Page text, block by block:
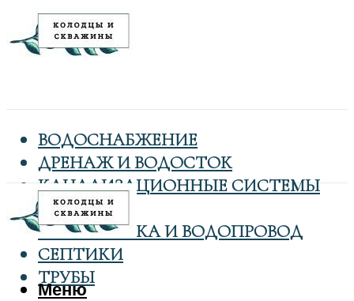
ВОДОСНАБЖЕНИЕ
ДРЕНАЖ И ВОДОСТОК
КАНАЛИЗАЦИОННЫЕ СИСТЕМЫ
КОЛОДЦЫ
САНТЕХНИКА И ВОДОПРОВОД
СЕПТИКИ
ТРУБЫ
Меню